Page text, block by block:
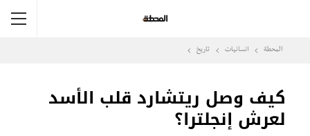
المحطة انسانيات تاريخ
كيف وصل ريتشارد قلب الأسد
لعرش إنجلترا؟